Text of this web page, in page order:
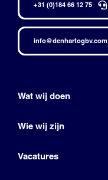
+31 (0)184 66 12 75
info@denhartogbv.com
Wat wij doen
Wie wij zijn
Vacatures